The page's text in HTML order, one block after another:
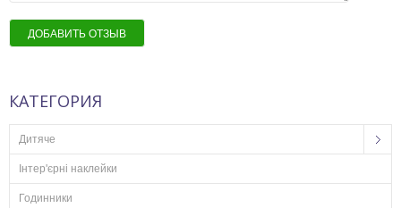
ДОБАВИТЬ ОТЗЫВ
КАТЕГОРИЯ
Дитяче
Інтер'єрні наклейки
Годинники